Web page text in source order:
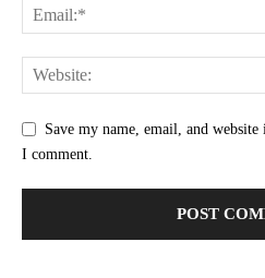
Save my name, email, and
I comment.